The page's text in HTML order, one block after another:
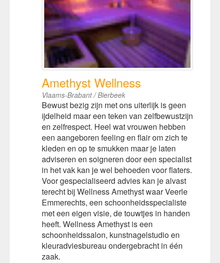
Amethyst Wellness
Vlaams-Brabant / Bierbeek
Bewust bezig zijn met ons uiterlijk is geen
ijdelheid maar een teken van zelfbewustzijn
en zelfrespect. Heel wat vrouwen hebben
een aangeboren feeling en flair om zich te
kleden en op te smukken maar je laten
adviseren en soigneren door een specialist
in het vak kan je wel behoeden voor flaters.
Voor gespecialiseerd advies kan je alvast
terecht bij Wellness Amethyst waar Veerle
Emmerechts, een schoonheidsspecialiste
met een eigen visie, de touwtjes in handen
heeft. Wellness Amethyst is een
schoonheidssalon, kunstnagelstudio en
kleuradviesbureau ondergebracht in één
zaak.